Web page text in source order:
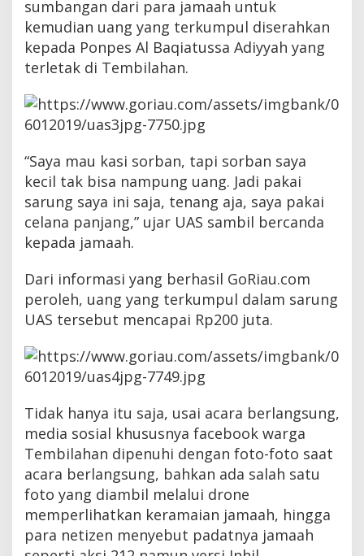
sumbangan dari para jamaah untuk
kemudian uang yang terkumpul diserahkan
kepada Ponpes Al Baqiatussa Adiyyah yang
terletak di Tembilahan.
“Saya mau kasi sorban, tapi sorban saya
kecil tak bisa nampung uang. Jadi pakai
sarung saya ini saja, tenang aja, saya pakai
celana panjang,” ujar UAS sambil bercanda
kepada jamaah.
Dari informasi yang berhasil GoRiau.com
peroleh, uang yang terkumpul dalam sarung
UAS tersebut mencapai Rp200 juta.
Tidak hanya itu saja, usai acara berlangsung,
media sosial khususnya facebook warga
Tembilahan dipenuhi dengan foto-foto saat
acara berlangsung, bahkan ada salah satu
foto yang diambil melalui drone
memperlihatkan keramaian jamaah, hingga
para netizen menyebut padatnya jamaah